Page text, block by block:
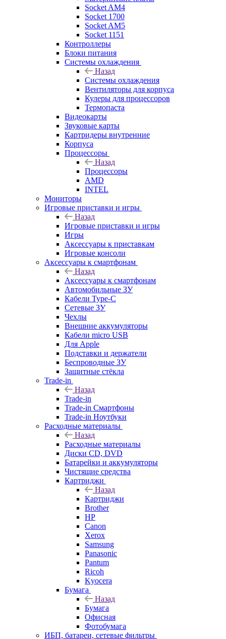
Socket AM4
Socket 1700
Socket AM5
Socket 1151
Контроллеры
Блоки питания
Системы охлаждения
Назад
Системы охлаждения
Вентиляторы для корпуса
Кулеры для процессоров
Термопаста
Видеокарты
Звуковые карты
Картридеры внутренние
Корпуса
Процессоры
Назад
Процессоры
AMD
INTEL
Мониторы
Игровые приставки и игры
Назад
Игровые приставки и игры
Игры
Аксессуары к приставкам
Игровые консоли
Аксессуары к смартфонам
Назад
Аксессуары к смартфонам
Автомобильные ЗУ
Кабели Type-C
Сетевые ЗУ
Чехлы
Внешние аккумуляторы
Кабели micro USB
Для Apple
Подставки и держатели
Беспроводные ЗУ
Защитные стёкла
Trade-in
Назад
Trade-in
Trade-in Смартфоны
Trade-in Ноутбуки
Расходные материалы
Назад
Расходные материалы
Диски CD, DVD
Батарейки и аккумуляторы
Чистящие средства
Картриджи
Назад
Картриджи
Brother
HP
Canon
Xerox
Samsung
Panasonic
Pantum
Ricoh
Kyocera
Бумага
Назад
Бумага
Офисная
Фотобумага
ИБП, батареи, сетевые фильтры